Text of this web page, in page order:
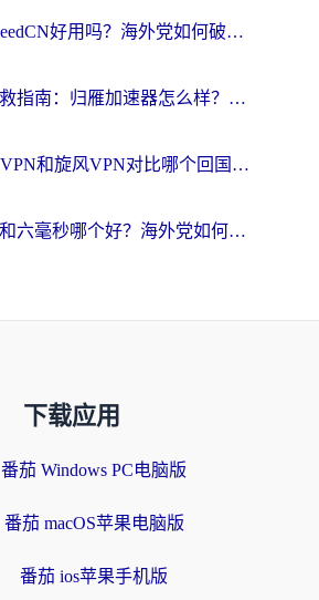
迅游和SpeedCN好用吗？海外党如何破解那道看不见的墙
海外党自救指南：归雁加速器怎么样？教你避开坑实现国内资源无缝访问
ChickCN VPN和旋风VPN对比哪个回国效果更好？海外用户的选择困境与出路
雷神手游和六毫秒哪个好？海外党如何真正解锁国内资源
下载应用
番茄 Windows PC电脑版
番茄 macOS苹果电脑版
番茄 ios苹果手机版